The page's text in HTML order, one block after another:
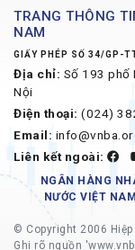
TRANG THÔNG
NAM
GIẤY PHÉP SỐ 34/GP-
Địa chỉ: Số 193 phố
Nội
Điện thoại: (024)
Email:
Liên kết ngoài:
NGÂN HÀNG
NƯỚC VIỆT NAM
© Copyright 2006
Ghi rõ nguồn